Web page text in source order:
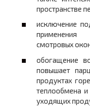
пространстве
исключение
применения
смотровых
обогащение
повышает
продуктах
теплообмена
уходящих